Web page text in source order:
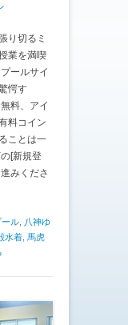
り切るミ
業を満喫
ールサイ
愕す
料、アイ
料コイン
ことは一
[新規登
みくださ
ール
八神ゆ
水着 馬虎